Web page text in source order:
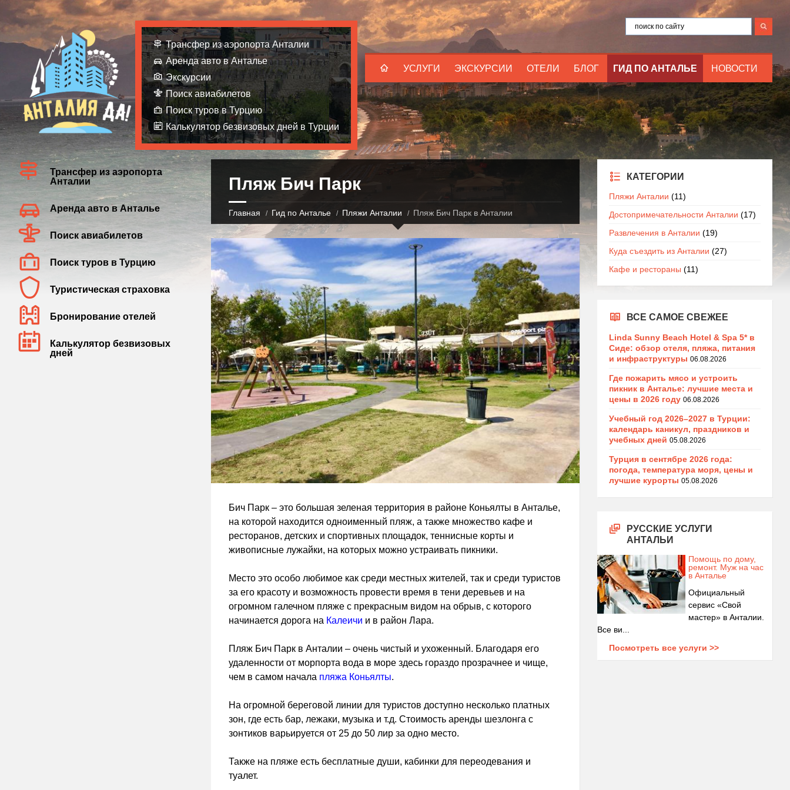
УСЛУГИ ЭКСКУРСИИ ОТЕЛИ БЛОГ ГИД ПО АНТАЛЬЕ НОВОСТИ
Трансфер из аэропорта Анталии
Аренда авто в Анталье
Экскурсии
Поиск авиабилетов
Поиск туров в Турцию
Калькулятор безвизовых дней в Турции
Пляж Бич Парк
Главная Гид по Анталье Пляжи Анталии Пляж Бич Парк в Анталии
Бич Парк – это большая зеленая территория в районе Коньялты в Анталье,
на которой находится одноименный пляж, а также множество кафе и
ресторанов, детских и спортивных площадок, теннисные корты и
живописные лужайки, на которых можно устраивать пикники.
Место это особо любимое как среди местных жителей, так и среди туристов
за его красоту и возможность провести время в тени деревьев и на
огромном галечном пляже с прекрасным видом на обрыв, с которого
начинается дорога на Калеичи и в район Лара.
Пляж Бич Парк в Анталии – очень чистый и ухоженный. Благодаря его
удаленности от морпорта вода в море здесь гораздо прозрачнее и чище,
чем в самом начала пляжа Коньялты.
На огромной береговой линии для туристов доступно несколько платных
зон, где есть бар, лежаки, музыка и т.д. Стоимость аренды шезлонга с
зонтиков варьируется от 25 до 50 лир за одно место.
Также на пляже есть бесплатные души, кабинки для переодевания и
туалет.
Трансфер из аэропорта
Анталии
Аренда авто в Анталье
Поиск авиабилетов
Поиск туров в Турцию
Туристическая страховка
Бронирование отелей
Калькулятор безвизовых
дней
КАТЕГОРИИ
Пляжи Анталии (11)
Достопримечательности Анталии (17)
Развлечения в Анталии (19)
Куда съездить из Анталии (27)
Кафе и рестораны (11)
ВСЕ САМОЕ СВЕЖЕЕ
Linda Sunny Beach Hotel & Spa 5* в
Сиде: обзор отеля, пляжа, питания
и инфраструктуры 06.08.2026
Где пожарить мясо и устроить
пикник в Анталье: лучшие места и
цены в 2026 году 06.08.2026
Учебный год 2026–2027 в Турции:
календарь каникул, праздников и
учебных дней 05.08.2026
Турция в сентябре 2026 года:
погода, температура моря, цены и
лучшие курорты 05.08.2026
РУССКИЕ УСЛУГИ
АНТАЛЬИ
Помощь по дому,
ремонт. Муж на час
в Анталье
Официальный
сервис «Свой
мастер» в Анталии.
Все ви...
Посмотреть все услуги >>